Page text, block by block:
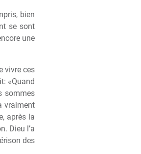
bien
se sont
une
vivre ces
«Quand
sommes
vraiment
après la
Dieu l’a
des